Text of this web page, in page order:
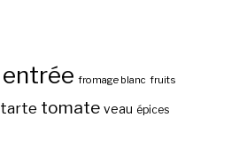
entrée fromage blanc fruits
tarte tomate veau épices